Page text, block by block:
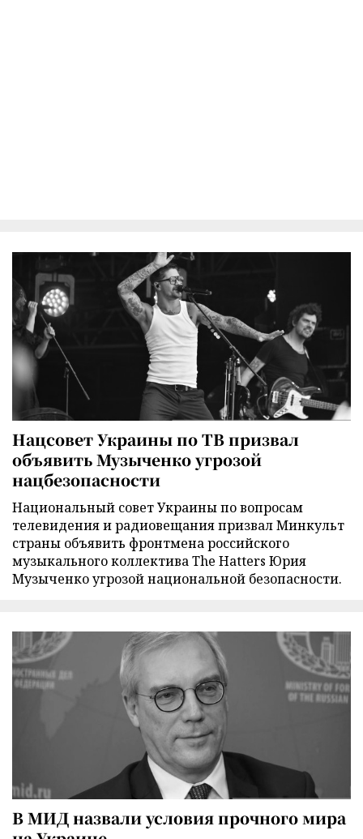
Нацсовет Украины по ТВ призвал
объявить Музыченко угрозой
нацбезопасности
Национальный совет Украины по вопросам
телевидения и радиовещания призвал Минкульт
страны объявить фронтмена российского
музыкального коллектива The Hatters Юрия
Музыченко угрозой национальной безопасности.
В МИД назвали условия прочного мира